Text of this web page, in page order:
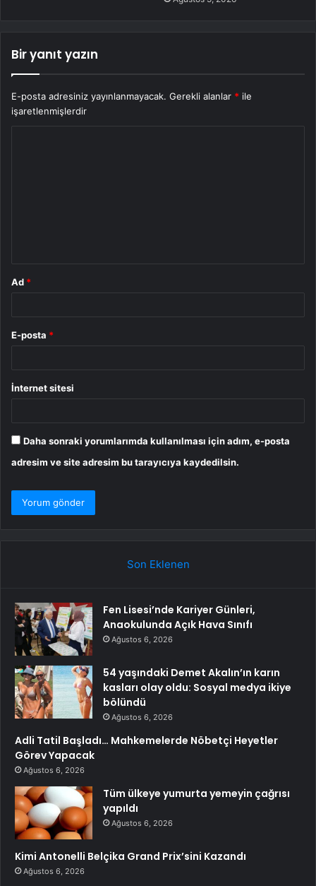
Bir yanıt yazın
E-posta adresiniz yayınlanmayacak. Gerekli alanlar * ile
işaretlenmişlerdir
Ad *
E-posta *
İnternet sitesi
Daha sonraki yorumlarımda kullanılması için adım, e-posta
adresim ve site adresim bu tarayıcıya kaydedilsin.
Son Eklenen
Fen Lisesi’nde Kariyer Günleri,
Anaokulunda Açık Hava Sınıfı
Ağustos 6, 2026
54 yaşındaki Demet Akalın’ın karın
kasları olay oldu: Sosyal medya ikiye
bölündü
Ağustos 6, 2026
Adli Tatil Başladı… Mahkemelerde Nöbetçi Heyetler
Görev Yapacak
Ağustos 6, 2026
Tüm ülkeye yumurta yemeyin çağrısı
yapıldı
Ağustos 6, 2026
Kimi Antonelli Belçika Grand Prix’sini Kazandı
Ağustos 6, 2026